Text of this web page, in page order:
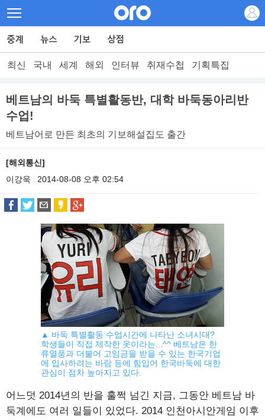
최신 국내 세계 해외 인터뷰 취재수첩 기획특집
베트남의 바둑 특별활동반, 대학 바둑동아리반
수업!
베트남어로 만든 최초의 기보해설집도 출간
[해외통신]
이강욱
2014-08-08 오후 02:54
▲ 바둑 특별활동 수업시간에 나타난 소녀시대?
학생들이 직접 제작한 옷이라는...^^ 베트남은 한
류열풍과 더불어 고임금을 받을 수 있는 한국기업
에 입사하려는 바람 등에 힘입어 한국바둑에 대한
관심이 점차 높아지고 있다.
어느덧 2014년의 반을 훌쩍 넘긴 지금, 그동안 베트남 바
둑계에도 여러 일들이 있었다. 2014 인천아시안게임 이후